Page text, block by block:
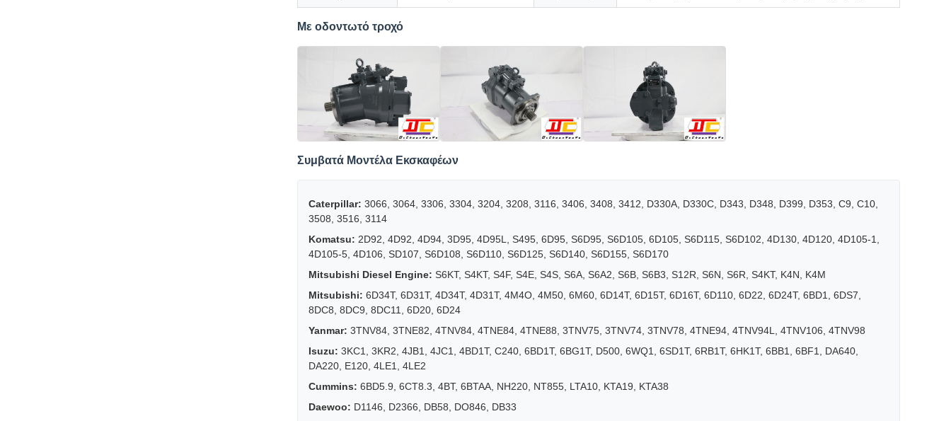
Με οδοντωτό τροχό
Συμβατά Μοντέλα Εκσκαφέων
Caterpillar: 3066, 3064, 3306, 3304, 3204, 3208, 3116, 3406, 3408, 3412, D330A, D330C, D343, D348, D399, D353, C9, C10,
3508, 3516, 3114
Komatsu: 2D92, 4D92, 4D94, 3D95, 4D95L, S495, 6D95, S6D95, S6D105, 6D105, S6D115, S6D102, 4D130, 4D120, 4D105-1,
4D105-5, 4D106, SD107, S6D108, S6D110, S6D125, S6D140, S6D155, S6D170
Mitsubishi Diesel Engine: S6KT, S4KT, S4F, S4E, S4S, S6A, S6A2, S6B, S6B3, S12R, S6N, S6R, S4KT, K4N, K4M
Mitsubishi: 6D34T, 6D31T, 4D34T, 4D31T, 4M4O, 4M50, 6M60, 6D14T, 6D15T, 6D16T, 6D110, 6D22, 6D24T, 6BD1, 6DS7,
8DC8, 8DC9, 8DC11, 6D20, 6D24
Yanmar: 3TNV84, 3TNE82, 4TNV84, 4TNE84, 4TNE88, 3TNV75, 3TNV74, 3TNV78, 4TNE94, 4TNV94L, 4TNV106, 4TNV98
Isuzu: 3KC1, 3KR2, 4JB1, 4JC1, 4BD1T, C240, 6BD1T, 6BG1T, D500, 6WQ1, 6SD1T, 6RB1T, 6HK1T, 6BB1, 6BF1, DA640,
DA220, E120, 4LE1, 4LE2
Cummins: 6BD5.9, 6CT8.3, 4BT, 6BTAA, NH220, NT855, LTA10, KTA19, KTA38
Daewoo: D1146, D2366, DB58, DO846, DB33